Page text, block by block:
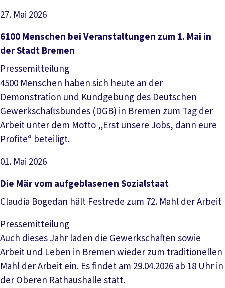
27. Mai 2026
Artikel lesen
6100 Menschen bei Veranstaltungen zum 1. Mai in
der Stadt Bremen
Pressemitteilung
4500 Menschen haben sich heute an der
Demonstration und Kundgebung des Deutschen
Gewerkschaftsbundes (DGB) in Bremen zum Tag der
Arbeit unter dem Motto „Erst unsere Jobs, dann eure
Profite“ beteiligt.
01. Mai 2026
Artikel lesen
Die Mär vom aufgeblasenen Sozialstaat
Claudia Bogedan hält Festrede zum 72. Mahl der Arbeit
Pressemitteilung
Auch dieses Jahr laden die Gewerkschaften sowie
Arbeit und Leben in Bremen wieder zum traditionellen
Mahl der Arbeit ein. Es findet am 29.04.2026 ab 18 Uhr in
der Oberen Rathaushalle statt.